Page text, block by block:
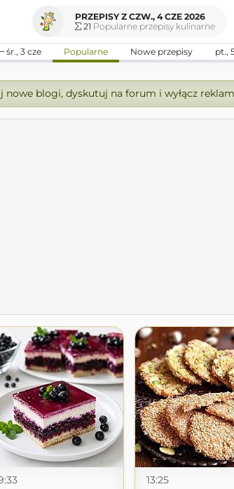
PRZEPISY Z CZW., 4 CZE 2026
21 Popularne przepisy kulinarne
śr., 3 cze Popularne Nowe przepisy pt.,
nowe blogi, dyskutuj na forum i wyłącz
13:25